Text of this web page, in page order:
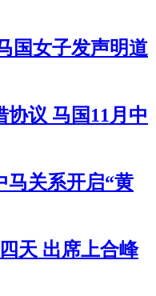
国女子发声明道
议 马国11月中
马关系开启“黄
天 出席上合峰